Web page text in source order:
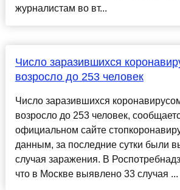
журналистам во вт...
Число заразившихся
возросло до 253 человек
Число заразившихся
возросло до 253 человек,
официальном сайте
данным, за последние сутки были
случая заражения. В
что в Москве выявлено 33 случая ...